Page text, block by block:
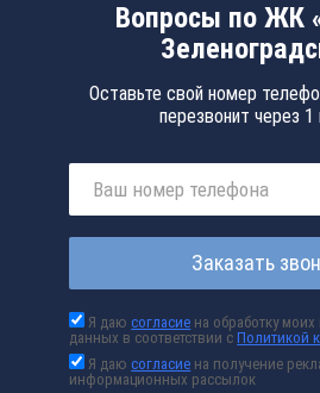
Вопросы по ЖК
Оставьте свой номер
перезвонит через 1
Заказать
Я даюсогласие на обработку
данных в соответствии сПолитикой
Я даюсогласие на получение
информационных рассылок